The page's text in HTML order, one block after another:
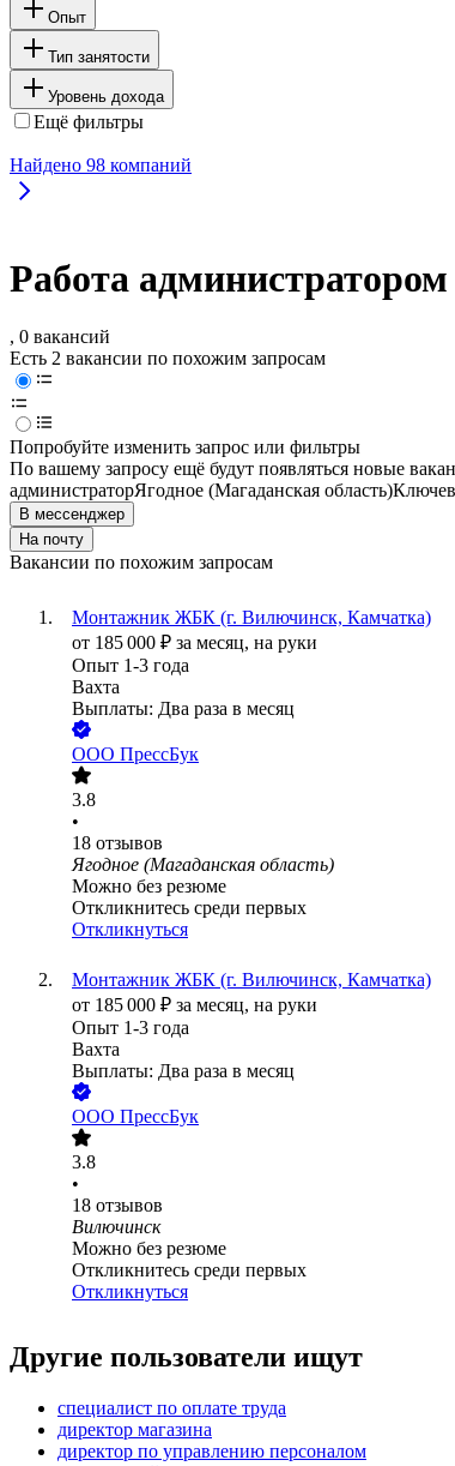
Опыт
Тип занятости
Уровень дохода
Ещё фильтры
Найдено 98 компаний
Работа
, 0 вакансий
Есть 2 вакансии по похожим запросам
Попробуйте изменить запрос или фильтры
По вашему запросу ещё будут появляться новые
администраторЯгодное (Магаданская область)
В мессенджер
На почту
Вакансии по похожим запросам
Монтажник ЖБК (г. Вилючинск, Камчатка)
от 185 000 ₽ за месяц, на руки
Опыт 1-3 года
Вахта
Выплаты: Два раза в месяц
ООО ПрессБук
3.8
•
18 отзывов
Ягодное (Магаданская область)
Можно без резюме
Откликнитесь среди первых
Откликнуться
Монтажник ЖБК (г. Вилючинск, Камчатка)
от 185 000 ₽ за месяц, на руки
Опыт 1-3 года
Вахта
Выплаты: Два раза в месяц
ООО ПрессБук
3.8
•
18 отзывов
Вилючинск
Можно без резюме
Откликнитесь среди первых
Откликнуться
Другие пользователи ищут
специалист по оплате труда
директор магазина
директор по управлению персоналом